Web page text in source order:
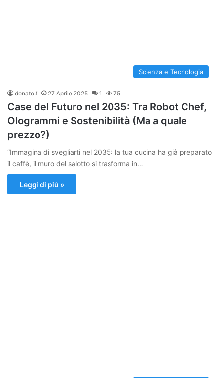
Scienza e Tecnologia
donato.f 27 Aprile 2025 1 75
Case del Futuro nel 2035: Tra Robot Chef,
Ologrammi e Sostenibilità (Ma a quale
prezzo?)
“Immagina di svegliarti nel 2035: la tua cucina ha già preparato
il caffè, il muro del salotto si trasforma in…
Leggi di più »